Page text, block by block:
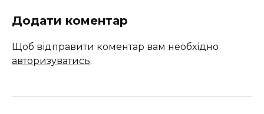
Додати коментар
Щоб відправити коментар вам необхідно
авторизуватись.